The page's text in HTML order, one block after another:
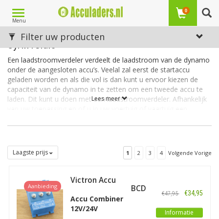
Toggle
navigation
Menu
0
Laadstroomverdelers/ Agrodiodes/ Argo FET/
Cyrix relais
Een laadstroomverdeler verdeelt de laadstroom van de dynamo
onder de aangesloten accu’s. Veelal zal eerst de startaccu
geladen worden en als die vol is dan kunt u ervoor kiezen de
capaciteit van de dynamo in te zetten om een tweede accu te
laden. Dit kunt u doen met een laadstroomverdeler. Afhankelijk
laadstroomverdeler. Bij de producten wordt steeds uitgelegd
Verschillende soorten laadstroomverdelers
laadvermogens. Globaal kennen we de argo FET, de argodiode
en de cyrix relais als laadstroomverdelers. De argo FET (Field
Effect Transistor) laadstroomverdeler is de verdeler met de
minste verliezen en daarmee de meest efficiënte
laadstroomverdeler. De Argodiode heeft dezelfde werking als
Lees meer
Filter uw producten
Laagste prijs 1 2 3 4 Volgende Vorige
Aanbieding
Victron Accu
Combiner Diode BCD
402 2 (40A)
Accu Combiner
12V/24V
€47,95 €34,95
Informatie